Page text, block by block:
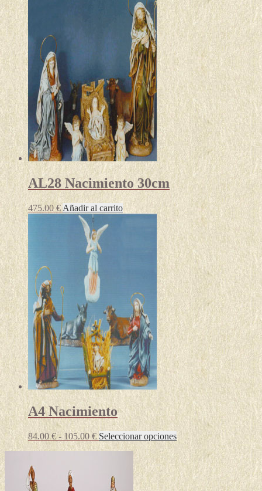
AL28 Nacimiento 30cm
475.00€ Añadir al carrito
A4 Nacimiento
84.00€ - 105.00 €Rango
84.00 €
hasta
Seleccionar opcionesEste
producto
tiene
múltiples
variantes.
Las